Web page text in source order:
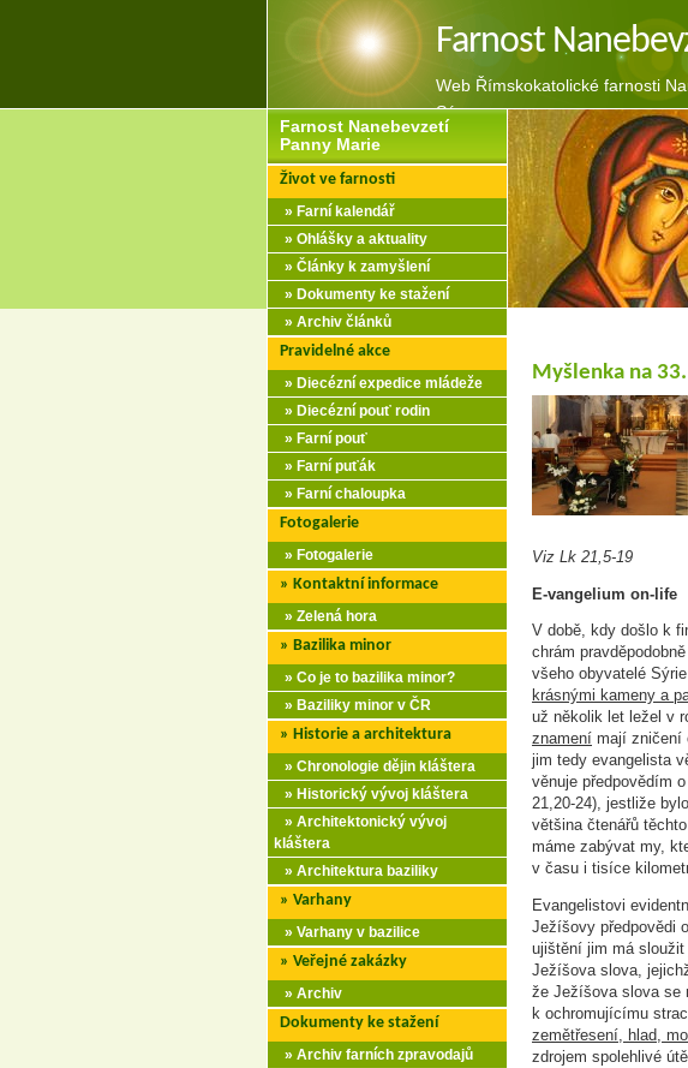
Farnost
Web Římskokatolické farnosti
Sázavou
Farnost Nanebevzetí
Panny Marie
Život ve farnosti
» Farní kalendář
» Ohlášky a aktuality
» Články k zamyšlení
» Dokumenty ke stažení
» Archiv článků
Pravidelné akce
» Diecézní expedice mládeže
» Diecézní pouť rodin
» Farní pouť
» Farní puťák
» Farní chaloupka
Fotogalerie
» Fotogalerie
» Kontaktní informace
» Zelená hora
» Bazilika minor
» Co je to bazilika minor?
» Baziliky minor v ČR
» Historie a architektura
» Chronologie dějin kláštera
» Historický vývoj kláštera
» Architektonický vývoj
kláštera
» Architektura baziliky
» Varhany
» Varhany v bazilice
» Veřejné zakázky
» Archiv
Dokumenty ke stažení
» Archiv farních zpravodajů
Myšlenka na
Viz Lk 21,5-19
E-vangelium on-life
V době, kdy došlo k
chrám
všeho obyvatelé
krásnými kameny a
už několik let ležel v
znamení mají zničení
jim tedy evangelista
věnuje předpovědím
21,20-24), jestliže
většina čtenářů
máme zabývat my,
v času i tisíce
Evangelistovi
Ježíšovy předpovědi
ujištění jim má sloužit
Ježíšova slova,
že Ježíšova slova se
k ochromujícímu
zemětřesení, hlad,
zdrojem spolehlivé